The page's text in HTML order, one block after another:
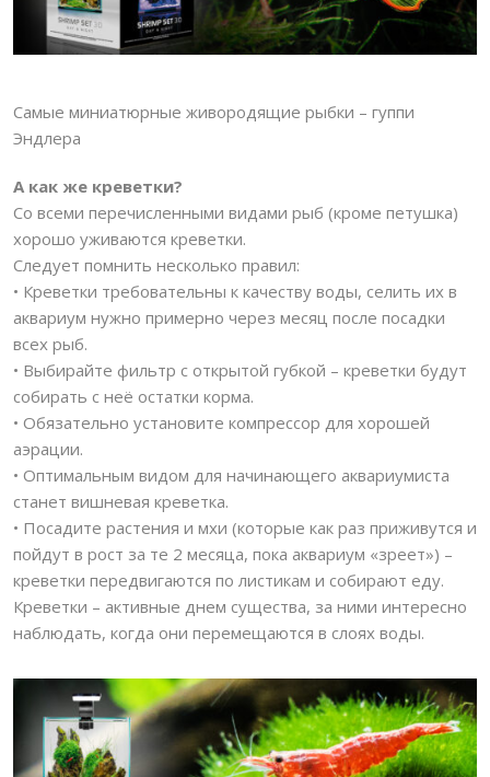
Самые миниатюрные живородящие рыбки – гуппи
Эндлера
А как же креветки?
Со всеми перечисленными видами рыб (кроме петушка)
хорошо уживаются креветки.
Следует помнить несколько правил:
• Креветки требовательны к качеству воды, селить их в
аквариум нужно примерно через месяц после посадки
всех рыб.
• Выбирайте фильтр с открытой губкой – креветки будут
собирать с неё остатки корма.
• Обязательно установите компрессор для хорошей
аэрации.
• Оптимальным видом для начинающего аквариумиста
станет вишневая креветка.
• Посадите растения и мхи (которые как раз приживутся и
пойдут в рост за те 2 месяца, пока аквариум «зреет») –
креветки передвигаются по листикам и собирают еду.
Креветки – активные днем существа, за ними интересно
наблюдать, когда они перемещаются в слоях воды.